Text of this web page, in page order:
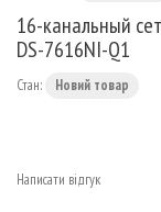
16-канальный
DS-7616NI-Q1
Стан: Новий товар
Написати відгук